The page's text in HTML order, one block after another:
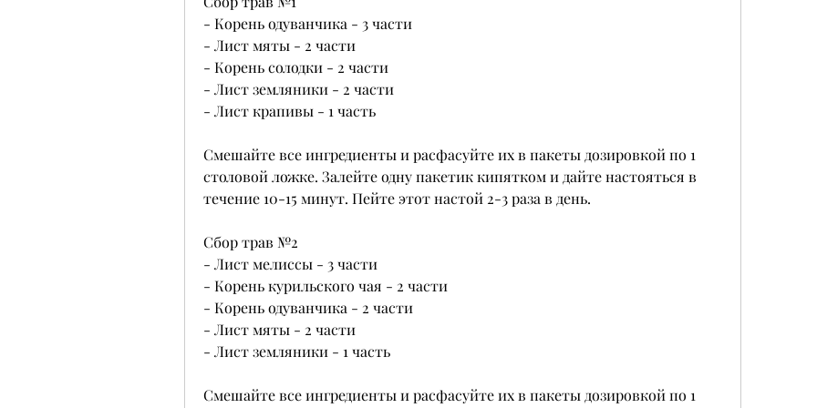
- Корень одуванчика - 3 части
- Лист мяты - 2 части
- Корень солодки - 2 части
- Лист земляники - 2 части
- Лист крапивы - 1 часть
Смешайте все ингредиенты и расфасуйте их в пакеты дозировкой по 1
столовой ложке. Залейте одну пакетик кипятком и дайте настояться в
течение 10-15 минут. Пейте этот настой 2-3 раза в день.
Сбор трав №2
- Лист мелиссы - 3 части
- Корень курильского чая - 2 части
- Корень одуванчика - 2 части
- Лист мяты - 2 части
- Лист земляники - 1 часть
Смешайте все ингредиенты и расфасуйте их в пакеты дозировкой по 1